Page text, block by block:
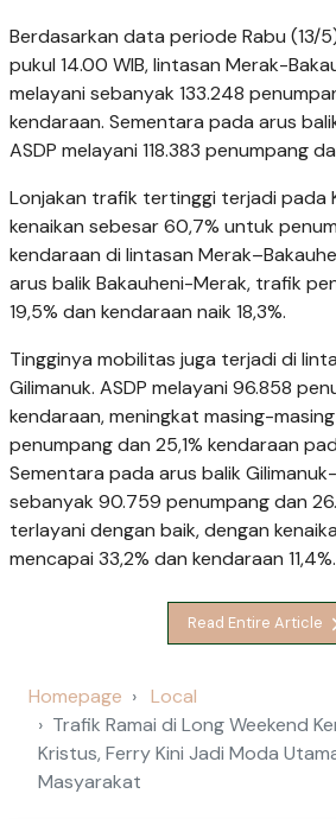
Berdasarkan data periode Rabu (13/
pukul 14.00 WIB, lintasan Merak-
melayani sebanyak 133.248
kendaraan. Sementara pada arus
ASDP melayani 118.383 penumpang
Lonjakan trafik tertinggi terjadi pada
kenaikan sebesar 60,7% untuk
kendaraan di lintasan
arus balik Bakauheni-Merak, trafik
19,5% dan kendaraan naik 18,3%.
Tingginya mobilitas juga terjadi di
Gilimanuk. ASDP melayani 96.858
kendaraan, meningkat masing-
penumpang dan 25,1% kendaraan
Sementara pada arus balik
sebanyak 90.759 penumpang dan
terlayani dengan baik, dengan
mencapai 33,2% dan kendaraan 11,4%.
Read Entire Article
Homepage
Local
Trafik Ramai di Long Weekend
Kristus, Ferry Kini Jadi Moda
Masyarakat